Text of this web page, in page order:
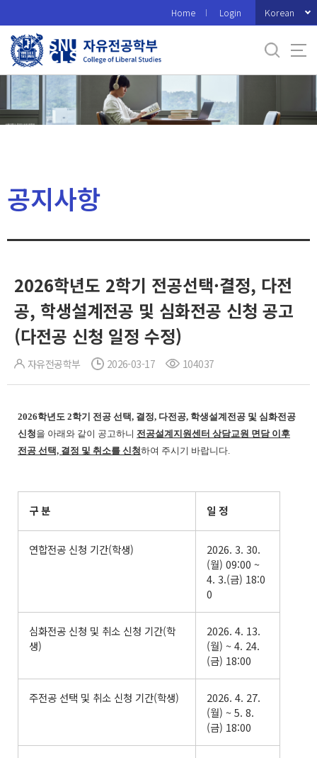
로
메
Home Login Korean
공지사항
2026학년도 2학기 전공선택·결정, 다전
공, 학생설계전공 및 심화전공 신청 공고
(다전공 신청 일정 수정)
자유전공학부 2026-03-17 104037
2026학년도 2학기 전공 선택, 결정, 다전공, 학생설계전공 및 심화전공
신청을 아래와 같이 공고하니 전공설계지원센터 상담교원 면담 이후
전공 선택, 결정 및 취소를 신청하여 주시기 바랍니다.
구 분 일 정
연합전공 신청 기간(학생)
2026. 3. 30.
(월) 09:00 ~
4. 3.(금) 18:0
0
심화전공 신청 및 취소 신청 기간(학
생)
2026. 4. 13.
(월) ~ 4. 24.
(금) 18:00
주전공 선택 및 취소 신청 기간(학생)
2026. 4. 27.
(월) ~ 5. 8.
(금) 18:00